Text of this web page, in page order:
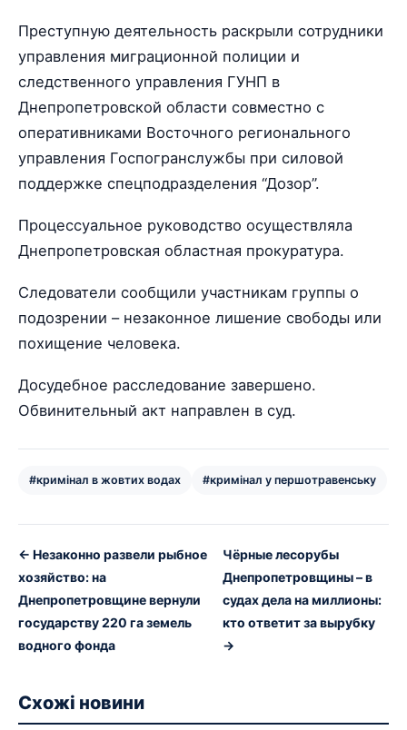
Преступную деятельность раскрыли сотрудники
управления миграционной полиции и
следственного управления ГУНП в
Днепропетровской области совместно с
оперативниками Восточного регионального
управления Госпогранслужбы при силовой
поддержке спецподразделения “Дозор”.
Процессуальное руководство осуществляла
Днепропетровская областная прокуратура.
Следователи сообщили участникам группы о
подозрении – незаконное лишение свободы или
похищение человека.
Досудебное расследование завершено.
Обвинительный акт направлен в суд.
#кримінал в жовтих водах #кримінал у першотравенську
← Незаконно развели рыбное
хозяйство: на
Днепропетровщине вернули
государству 220 га земель
водного фонда
Чёрные лесорубы
Днепропетровщины – в
судах дела на миллионы:
кто ответит за вырубку
→
Схожі новини